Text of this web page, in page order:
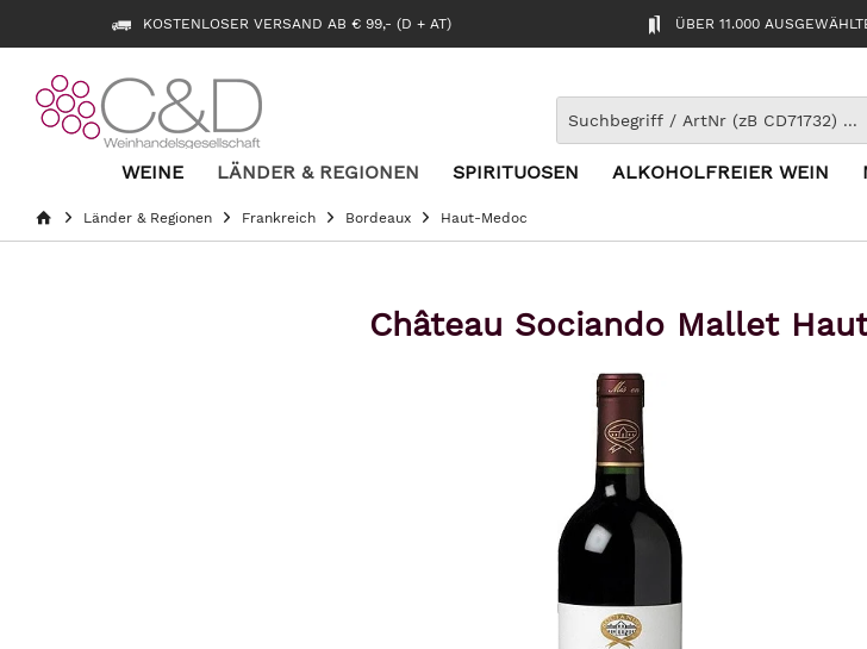
KOSTENLOSER VERSAND AB € 99,- (D + AT) ÜBER 11.000
WEINE LÄNDER & REGIONEN SPIRITUOSEN ALKOHOLFREIER WEIN
Länder & Regionen Frankreich Bordeaux Haut-Medoc
Château Sociando Mallet